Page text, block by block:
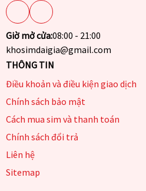
Giờ mở cửa:08:00 - 21:00
khosimdaigia@gmail.com
THÔNG TIN
Điều khoản và điều kiện giao dịch
Chính sách bảo mật
Cách mua sim và thanh toán
Chính sách đổi trả
Liên hệ
Sitemap